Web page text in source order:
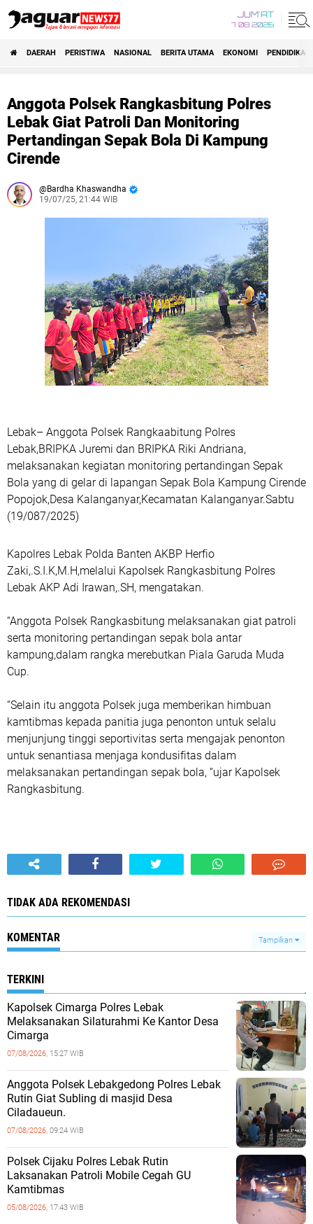
JUM'AT
7 08 2026
DAERAH PERISTIWA NASIONAL BERITA UTAMA EKONOMI PENDIDIKAN
Anggota Polsek Rangkasbitung Polres
Lebak Giat Patroli Dan Monitoring
Pertandingan Sepak Bola Di Kampung
Cirende
Bardha Khaswandha
19/07/25, 21:44 WIB
Lebak– Anggota Polsek Rangkaabitung Polres
Lebak,BRIPKA Juremi dan BRIPKA Riki Andriana,
melaksanakan kegiatan monitoring pertandingan Sepak
Bola yang di gelar di lapangan Sepak Bola Kampung Cirende
Popojok,Desa Kalanganyar,Kecamatan Kalanganyar.Sabtu
(19/087/2025)
Kapolres Lebak Polda Banten AKBP Herfio
Zaki,.S.I.K,M.H,melalui Kapolsek Rangkasbitung Polres
Lebak AKP Adi Irawan,.SH, mengatakan.
“Anggota Polsek Rangkasbitung melaksanakan giat patroli
serta monitoring pertandingan sepak bola antar
kampung,dalam rangka merebutkan Piala Garuda Muda
Cup.
“Selain itu anggota Polsek juga memberikan himbuan
kamtibmas kepada panitia juga penonton untuk selalu
menjunjung tinggi seportivitas serta mengajak penonton
untuk senantiasa menjaga kondusifitas dalam
melaksanakan pertandingan sepak bola, “ujar Kapolsek
Rangkasbitung.
TIDAK ADA REKOMENDASI
KOMENTAR Tampilkan
TERKINI
Kapolsek Cimarga Polres Lebak
Melaksanakan Silaturahmi Ke Kantor Desa
Cimarga
07/08/2026, 15:27 WIB
Anggota Polsek Lebakgedong Polres Lebak
Rutin Giat Subling di masjid Desa
Ciladaueun.
07/08/2026, 09:24 WIB
Polsek Cijaku Polres Lebak Rutin
Laksanakan Patroli Mobile Cegah GU
Kamtibmas
05/08/2026, 17:43 WIB